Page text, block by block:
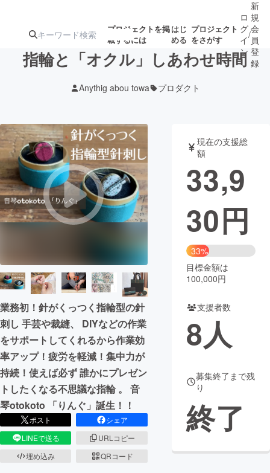
プロジェクトを掲
載するには
はじ
める
プロジェクト
をさがす
アート・写真
テクノロジー・ガジェット ゲーム・サ
映像・映画
ビジネス・起業 チャレンジ
まちづくり・地域活性化
CAMPFIRE for Social Good
CAMPFIRE Creation
CAMPFIREふるさと納税machi-ya コミュニティ
ロ
グ
イ
ン
/
新
規
会
員
登
録
指輪と「オクル」しあわせ時間
Anythig abou towa プロダクト
業務初！針がくっつく指輪型の針
刺し 手芸や裁縫、 DIYなどの作業
をサポートしてくれるから作業効
率アップ！疲労を軽減！集中力が
持続！使えば必ず 誰かにプレゼン
トしたくなる不思議な指輪 。 音
琴otokoto 「りんぐ」誕生！！
ポスト
シェア
LINEで送る
URLコピー
埋め込み
QRコード
現在の支援総
額
33,9
30円
33%
目標金額は
100,000円
支援者数
8人
募集終了まで残
り
終了